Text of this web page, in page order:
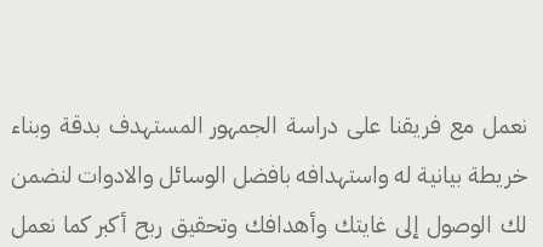
نعمل مع فريقنا على دراسة الجمهور المستهدف بدقة وبناء
خريطة بيانية له واستهدافه بافضل الوسائل والادوات لنضمن
لك الوصول إلى غايتك وأهدافك وتحقيق ربح أكبر كما نعمل